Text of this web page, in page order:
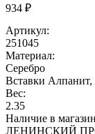
934 ₽
Артикул:
251045
Материал:
Серебро
Вставки
Вес:
2.35
Наличие в
ЛЕНИНСКИЙ